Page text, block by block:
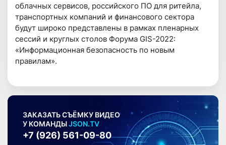
облачных сервисов, российского ПО для ритейла,
транспортных компаний и финансового сектора
будут широко представлены в рамках пленарных
сессий и круглых столов Форума GIS-2022:
«Информационная безопасность по новым
правилам».
ЗАКАЗАТЬ СЪЁМКУ ВИДЕО
У КОМАНДЫJSON.TV
+7 (926) 561-09-80